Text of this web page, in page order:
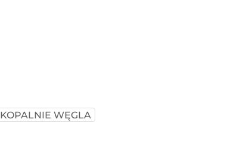
KOPALNIE WĘGLA